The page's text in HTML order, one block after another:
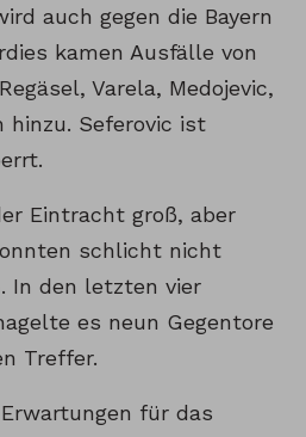
auch gegen die Bayern
kamen Ausfälle von
Varela, Medojevic,
hinzu. Seferovic ist
Eintracht groß, aber
schlicht nicht
In den letzten vier
es neun Gegentore
Treffer.
für das